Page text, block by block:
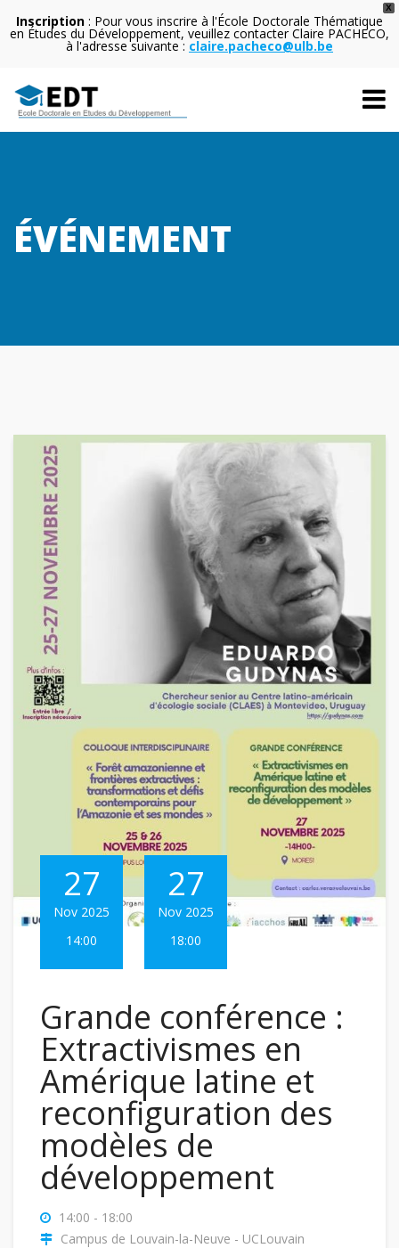
X
Inscription : Pour vous inscrire à l'École Doctorale Thématique
en Études du Développement, veuillez contacter Claire PACHECO,
à l'adresse suivante : claire.pacheco@ulb.be
ÉVÉNEMENT
27
Nov 2025
14:00
27
Nov 2025
18:00
Grande conférence :
Extractivismes en
Amérique latine et
reconfiguration des
modèles de
développement
14:00 - 18:00
Campus de Louvain-la-Neuve - UCLouvain